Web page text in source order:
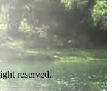
reserved.